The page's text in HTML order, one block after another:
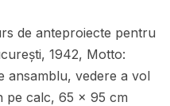
de anteproiecte pentru
1942, Motto:
ansamblu, vedere a vol
pe calc, 65 x 95 cm